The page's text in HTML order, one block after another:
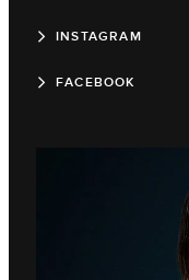
INSTAGRAM
FACEBOOK